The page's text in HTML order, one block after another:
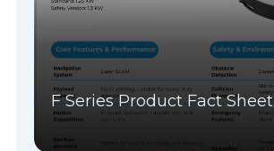
F Series Product Fact Sheet